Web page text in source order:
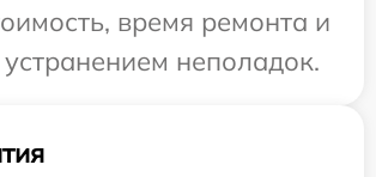
время ремонта и
неполадок.